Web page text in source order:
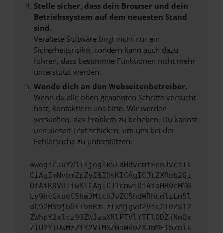
Stelle sicher, dass dein Browser und dein
Betriebssystem auf dem neuesten Stand
sind.
Veraltete Software birgt nicht nur ein
Sicherheitsrisiko, sondern kann auch dazu
führen, dass bestimmte Funktionen nicht mehr
unterstützt werden.
Wende dich an den Webseitenbetreiber.
Wenn du alle oben genannten Schritte versucht
hast, kontaktiere uns bitte. Wir werden
versuchen, das Problem zu beheben. Du kannst
uns diesen Text schicken, um uns bei der
Fehlersuche zu unterstützen:
ewogICJuYW1lIjogIk5ldHdvcmtFcnJvciIs
CiAgImNvbmZpZyI6IHsKICAgICJtZXRob2Qi
OiAiR0VUIiwKICAgICJ1cmwiOiAiaHR0cHM6
Ly9hcGkueC5ha3MtcHJvZC5hdWRhcmlzLm5l
dC92MS9jbGllbnRzLzIxMjgvd2Vic2l0ZS12
ZWhpY2xlcz93ZWJzaXRlPTVlYTFlODZjNmQx
ZTU2YTUwMzZiY2VlMSZmaWx0ZXJbMF1bZmll